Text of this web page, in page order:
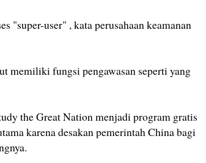
"super-user" , kata perusahaan keamanan
memiliki fungsi pengawasan seperti yang
the Great Nation menjadi program gratis
karena desakan pemerintah China bagi